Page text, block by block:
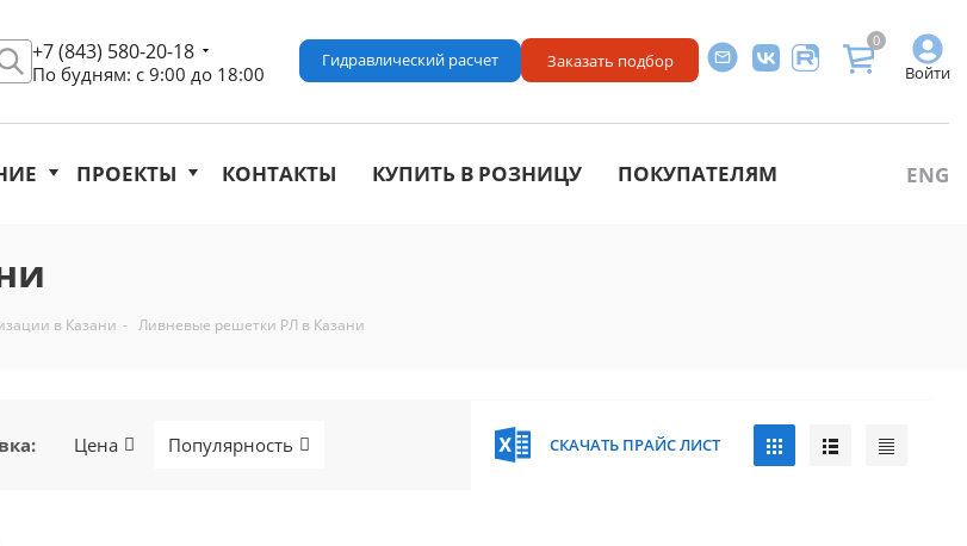
+7 (843) 580-20-18
По будням: с 9:00 до 18:00 Войти
0
Гидравлический расчет Заказать подбор
ПРОЕКТЫ КОНТАКТЫ КУПИТЬ В РОЗНИЦУ ПОКУПАТЕЛЯМ ENG
в Казани - Ливневые решетки РЛ в Казани
: Цена Популярность СКАЧАТЬ ПРАЙС ЛИСТ